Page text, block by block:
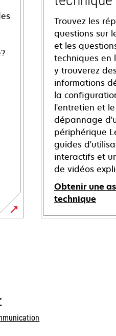
Trouvez les
questions sur
et les
techniques en
y trouverez
informations
la
l'entretien et le
dépannage
périphérique
guides
interactifs et
de vidéos
Obtenir une
technique
s’ouvre